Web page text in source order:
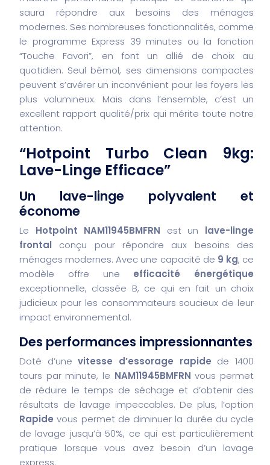
saura répondre aux besoins des ménages
modernes. Ses nombreuses fonctionnalités, comme
le programme Express 39 minutes ou la fonction
“Touche Favori”, en font un allié de choix au
quotidien. Seul bémol, ses dimensions compactes
peuvent s’avérer un inconvénient pour les foyers les
plus volumineux. Mais dans l’ensemble, c’est un
excellent rapport qualité/prix qui mérite toute notre
attention.
“Hotpoint Turbo Clean 9kg:
Lave-Linge Efficace”
Un lave-linge polyvalent et
économe
Le Hotpoint NAM11945BMFRN est un lave-linge
frontal conçu pour répondre aux besoins des
ménages modernes. Avec une capacité de 9 kg, ce
modèle offre une efficacité énergétique
exceptionnelle, classée B, ce qui en fait un choix
judicieux pour les consommateurs soucieux de leur
impact environnemental.
Des performances impressionnantes
Doté d’unevitesse d’essorage rapide de 1400
tours par minute, le NAM11945BMFRN vous permet
de réduire le temps de séchage et d’obtenir des
résultats de lavage impeccables. De plus, l’option
Rapide vous permet de diminuer la durée du cycle
de lavage jusqu’à 50%, ce qui est particulièrement
pratique lorsque vous avez besoin d’un lavage
express.